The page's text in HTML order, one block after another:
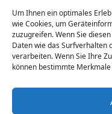
Um Ihnen ein optimales
wie Cookies, um
zuzugreifen. Wenn Sie
Daten wie das Surfverhalten
verarbeiten. Wenn Sie Ihre
können bestimmte
Februar 2007(9)
Januar 2007(7)
Dezember 2006
November 2006
September 2006